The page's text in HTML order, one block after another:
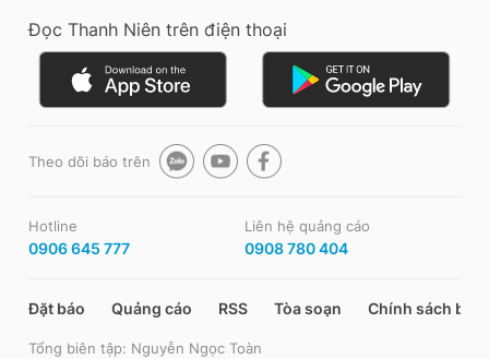
Đọc Thanh Niên trên điện thoại
Theo dõi báo trên
Hotline
0906 645 777
Liên hệ quảng cáo
0908 780 404
Đặt báo Quảng cáo RSS Tòa soạn Chính sách bảo
Tổng biên tập: Nguyễn Ngọc Toàn